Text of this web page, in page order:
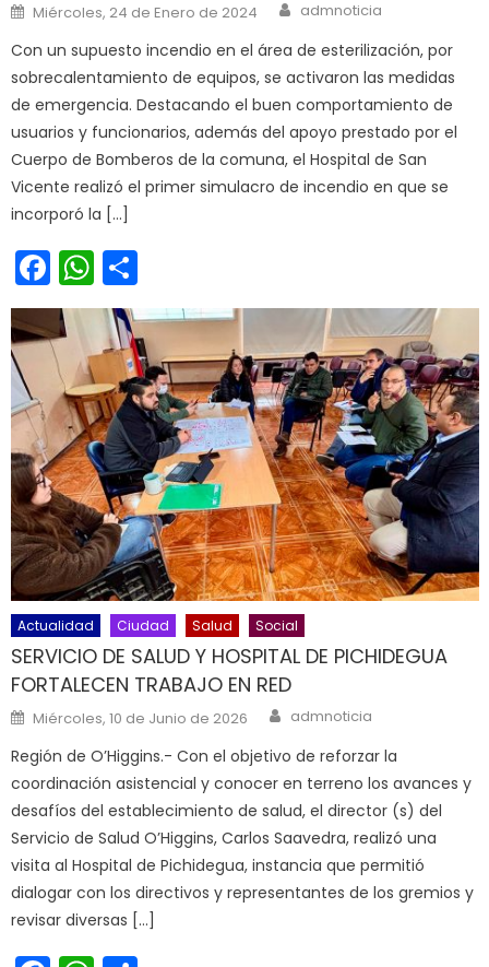
Posted on
Miércoles, 24 de Enero de 2024 Author
admnoticia
Con un supuesto incendio en el área de esterilización, por
sobrecalentamiento de equipos, se activaron las medidas
de emergencia. Destacando el buen comportamiento de
usuarios y funcionarios, además del apoyo prestado por el
Cuerpo de Bomberos de la comuna, el Hospital de San
Vicente realizó el primer simulacro de incendio en que se
incorporó la […]
Facebook
WhatsApp
Actualidad Ciudad Salud Social
SERVICIO DE SALUD Y HOSPITAL DE PICHIDEGUA
FORTALECEN TRABAJO EN RED
Posted on
Miércoles, 10 de Junio de 2026 Author
admnoticia
Región de O’Higgins.- Con el objetivo de reforzar la
coordinación asistencial y conocer en terreno los avances y
desafíos del establecimiento de salud, el director (s) del
Servicio de Salud O’Higgins, Carlos Saavedra, realizó una
visita al Hospital de Pichidegua, instancia que permitió
dialogar con los directivos y representantes de los gremios y
revisar diversas […]